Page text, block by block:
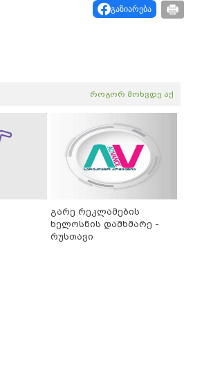
გაზიარება
როგორ მოხვდე აქ
გარე რეკლამების
ხელოსნის დამხმარე -
რუსთავი